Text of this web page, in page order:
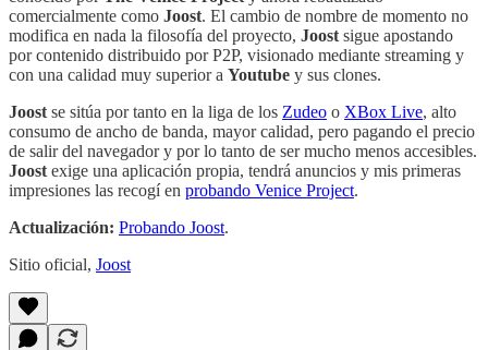
comercialmente como Joost. El cambio de nombre de momento no
modifica en nada la filosofía del proyecto, Joost sigue apostando
por contenido distribuido por P2P, visionado mediante streaming y
con una calidad muy superior a Youtube y sus clones.
Joost se sitúa por tanto en la liga de los Zudeo o XBox Live, alto
consumo de ancho de banda, mayor calidad, pero pagando el precio
de salir del navegador y por lo tanto de ser mucho menos accesibles.
Joost exige una aplicación propia, tendrá anuncios y mis primeras
impresiones las recogí en probando Venice Project.
Actualización: Probando Joost.
Sitio oficial, Joost